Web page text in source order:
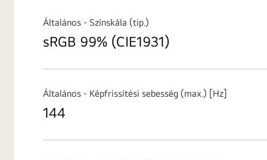
Általános - Színskála (tip.)
sRGB 99% (CIE1931)
Általános - Képfrissítési sebesség (max.) [Hz]
144